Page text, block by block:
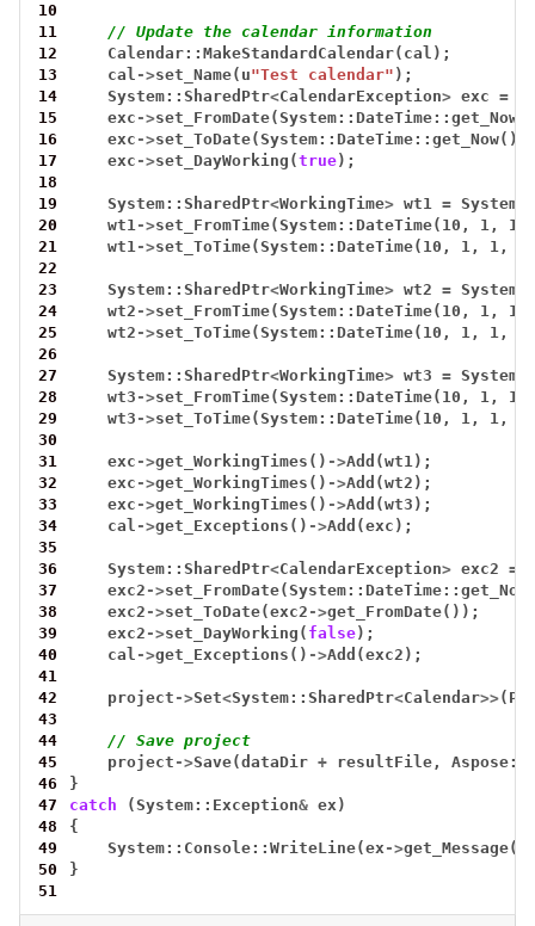
10
11
// Update the calendar information
12
Calendar::MakeStandardCalendar(cal);
13
cal ->set_Name(u"Test calendar" );
14
System::SharedPtr<CalendarException> exc =
15
exc ->
16
exc ->set_ToDate(System::DateTime::get_Now().
17
exc ->set_DayWorking(true);
18
19
System::SharedPtr<WorkingTime> wt1 =
20
wt1->set_FromTime(System::DateTime(10, 1,
1,
21
wt1->set_ToTime(System::DateTime(10, 1, 1,
22
23
System::SharedPtr<WorkingTime> wt2 =
24
wt2 ->set_FromTime(System::DateTime(10, 1,
1,
25
wt2 ->set_ToTime(System::DateTime(10, 1, 1,
26
27
System::SharedPtr<WorkingTime> wt3 =
28
wt3 ->set_FromTime(System::DateTime(10, 1,
1,
29
wt3 ->set_ToTime(System::DateTime(10, 1, 1,
30
31
exc ->get_WorkingTimes() ->Add(wt1);
32
exc ->get_WorkingTimes() ->Add(wt2);
33
exc ->get_WorkingTimes() ->Add(wt3);
34
cal ->get_Exceptions() ->Add(exc);
35
36
System::SharedPtr<CalendarException> exc2 =
37
exc2 ->
38
exc2 ->set_ToDate(exc2 ->get_FromDate());
39
exc2 ->set_DayWorking( false);
40
cal ->get_Exceptions() ->Add(exc2);
41
42
project ->Set<System::SharedPtr<Calendar>>
43
44
// Save project
45
project ->Save(dataDir + resultFile,
46
}
47
catch (System::Exception& ex)
48
{
49
System::Console::WriteLine(ex->get_Message()
50
}
51